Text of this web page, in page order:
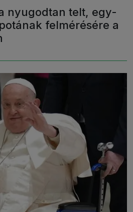
nyugodtan telt, egy-
felmérésére a